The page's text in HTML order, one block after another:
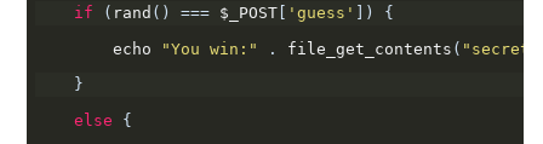
if
( rand () === $_POST[ 'guess' ])
{
        echo
"You win:" . file_get_contents (
}
else
{